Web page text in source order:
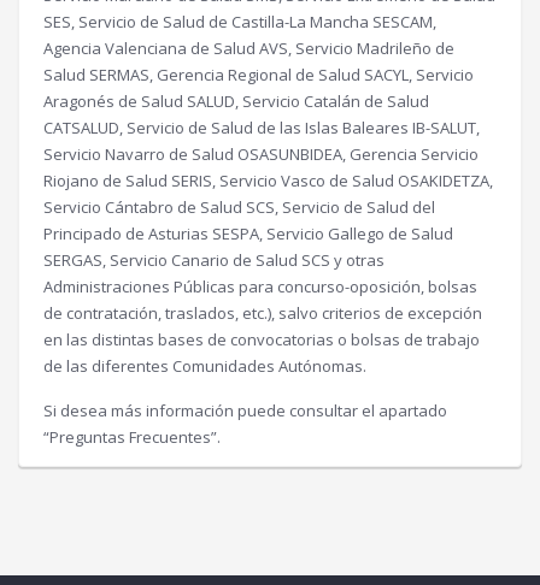
SES, Servicio de Salud de Castilla-La Mancha SESCAM,
Agencia Valenciana de Salud AVS, Servicio Madrileño de
Salud SERMAS, Gerencia Regional de Salud SACYL, Servicio
Aragonés de Salud SALUD, Servicio Catalán de Salud
CATSALUD, Servicio de Salud de las Islas Baleares IB-SALUT,
Servicio Navarro de Salud OSASUNBIDEA, Gerencia Servicio
Riojano de Salud SERIS, Servicio Vasco de Salud OSAKIDETZA,
Servicio Cántabro de Salud SCS, Servicio de Salud del
Principado de Asturias SESPA, Servicio Gallego de Salud
SERGAS, Servicio Canario de Salud SCS y otras
Administraciones Públicas para concurso-oposición, bolsas
de contratación, traslados, etc.), salvo criterios de excepción
en las distintas bases de convocatorias o bolsas de trabajo
de las diferentes Comunidades Autónomas.
Si desea más información puede consultar el apartado
“Preguntas Frecuentes”.